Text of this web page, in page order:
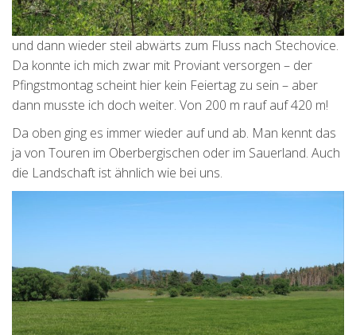
und dann wieder steil abwärts zum Fluss nach Stechovice.
Da konnte ich mich zwar mit Proviant versorgen – der
Pfingstmontag scheint hier kein Feiertag zu sein – aber
dann musste ich doch weiter. Von 200 m rauf auf 420 m!
Da oben ging es immer wieder auf und ab. Man kennt das
ja von Touren im Oberbergischen oder im Sauerland. Auch
die Landschaft ist ähnlich wie bei uns.